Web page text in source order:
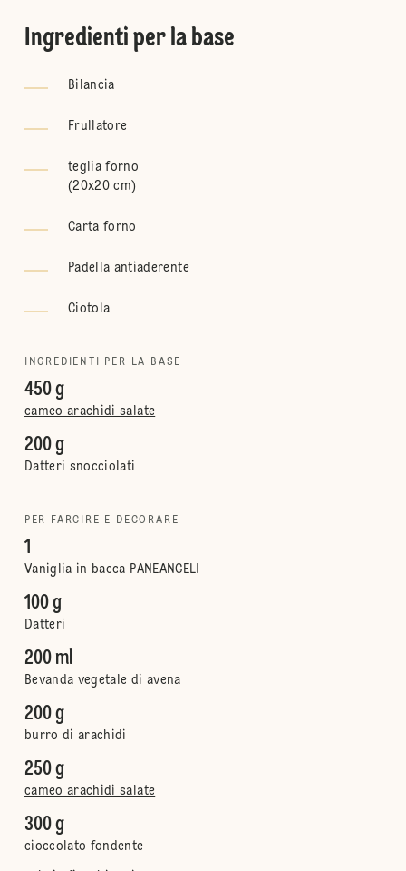
Ingredienti per la base
Bilancia
Frullatore
teglia forno
(20x20 cm)
Carta forno
Padella antiaderente
Ciotola
INGREDIENTI PER LA BASE
450 g
cameo arachidi salate
200 g
Datteri snocciolati
PER FARCIRE E DECORARE
1
Vaniglia in bacca PANEANGELI
100 g
Datteri
200 ml
Bevanda vegetale di avena
200 g
burro di arachidi
250 g
cameo arachidi salate
300 g
cioccolato fondente